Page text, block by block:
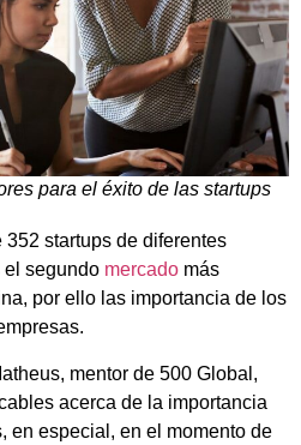
para el éxito de las startups
startups de diferentes
el segundo mercado más
por ello las importancia de los
mentor de 500 Global,
acerca de la importancia
en especial, en el momento de